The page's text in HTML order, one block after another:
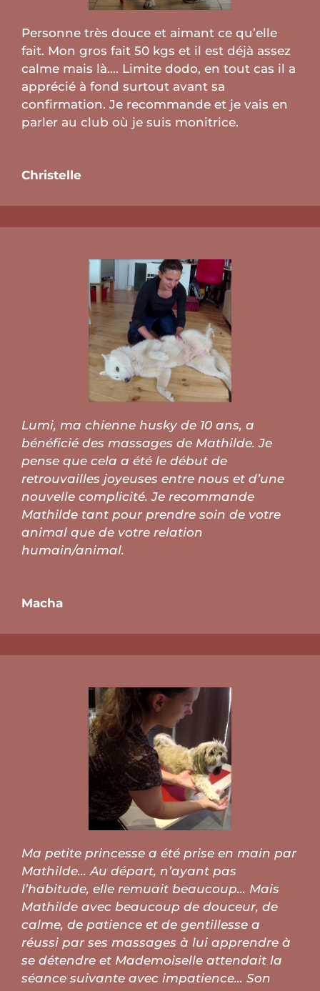
Personne très douce et aimant ce qu’elle
fait. Mon gros fait 50 kgs et il est déjà assez
calme mais là…. Limite dodo, en tout cas il a
apprécié à fond surtout avant sa
confirmation. Je recommande et je vais en
parler au club où je suis monitrice.
Christelle
Lumi, ma chienne husky de 10 ans, a
bénéficié des massages de Mathilde. Je
pense que cela a été le début de
retrouvailles joyeuses entre nous et d’une
nouvelle complicité. Je recommande
Mathilde tant pour prendre soin de votre
animal que de votre relation
humain/animal.
Macha
Ma petite princesse a été prise en main par
Mathilde… Au départ, n’ayant pas
l’habitude, elle remuait beaucoup… Mais
Mathilde avec beaucoup de douceur, de
calme, de patience et de gentillesse a
réussi par ses massages à lui apprendre à
se détendre et Mademoiselle attendait la
séance suivante avec impatience… Son